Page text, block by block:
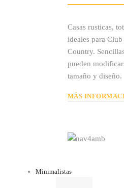
Casas rusticas,
ideales para
Country.
pueden
tamaño y diseño.
MÁS
Minimalistas